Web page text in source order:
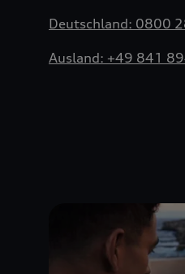
Deutschland: 0800
Ausland: +49 841